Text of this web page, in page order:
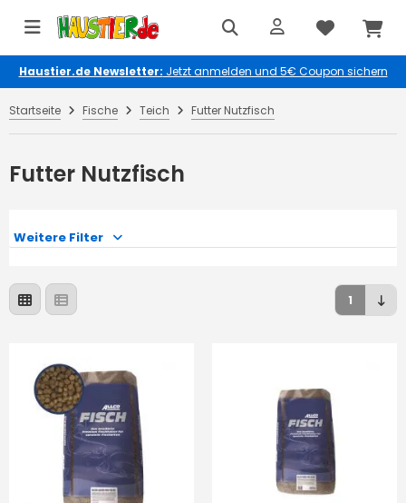
Haustier.de Newsletter: Jetzt anmelden und 5€ Coupon sichern
Startseite Fische Teich Futter Nutzfisch
Futter Nutzfisch
Weitere Filter
1